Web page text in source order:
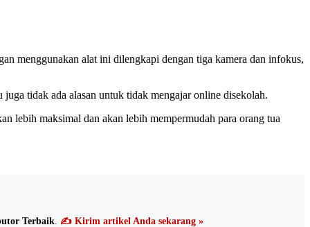
menggunakan alat ini dilengkapi dengan tiga kamera dan infokus,
tidak ada alasan untuk tidak mengajar online disekolah.
lebih maksimal dan akan lebih mempermudah para orang tua
Terbaik ✍️ Kirim artikel Anda sekarang »